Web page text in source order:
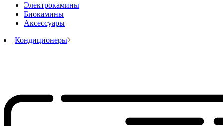
Электрокамины
Биокамины
Аксессуары
Кондиционеры